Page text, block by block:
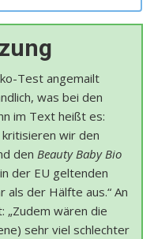
Test angemailt
was bei den
im Text heißt es:
wir den
den Beauty Baby Bio
der EU geltenden
der Hälfte aus.“ An
„Zudem wären die
sehr viel schlechter